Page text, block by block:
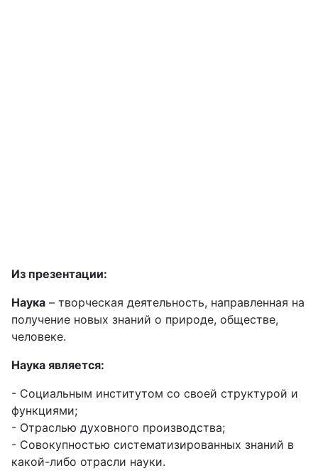
Из презентации:
Наука – творческая деятельность, направленная на
получение новых знаний о природе, обществе,
человеке.
Наука является:
- Социальным институтом со своей структурой и
функциями;
- Отраслью духовного производства;
- Совокупностью систематизированных знаний в
какой-либо отрасли науки.